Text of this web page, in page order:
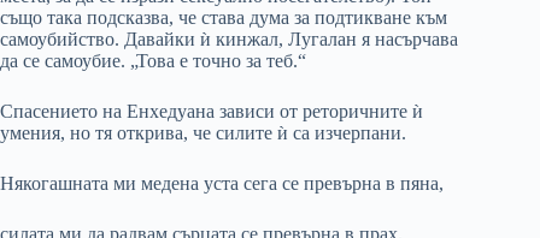
също така подсказва, че става дума за подтикване към
самоубийство. Давайки ѝ кинжал, Лугалан я насърчава
да се самоубие. „Това е точно за теб.“
Спасението на Енхедуана зависи от реторичните ѝ
умения, но тя открива, че силите ѝ са изчерпани.
Някогашната ми медена уста сега се превърна в пяна,